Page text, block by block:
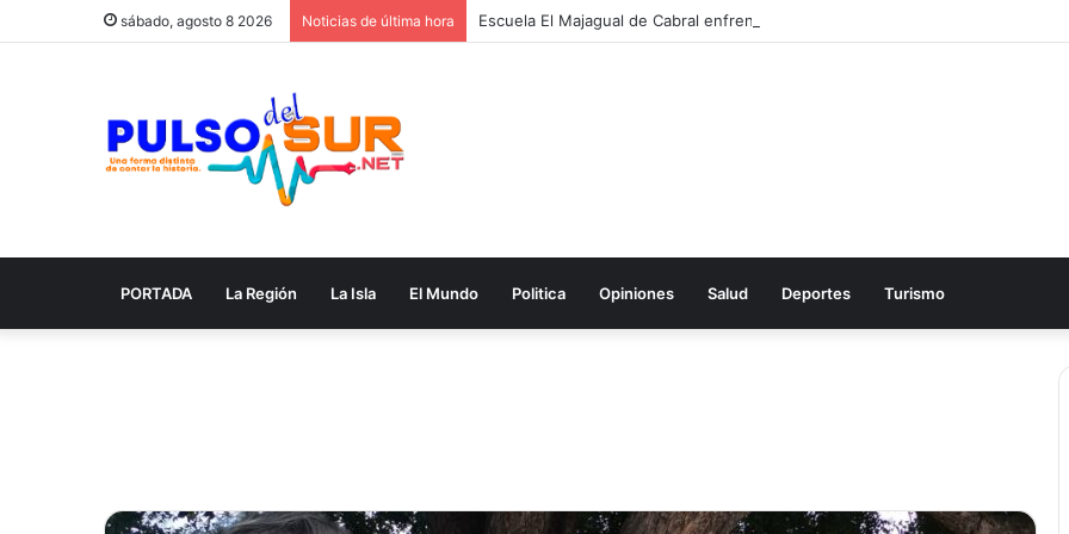
sábado, agosto 8 2026 Noticias de última hora
PORTADA La Región La Isla El Mundo Politica Opiniones Salud Deportes Turismo